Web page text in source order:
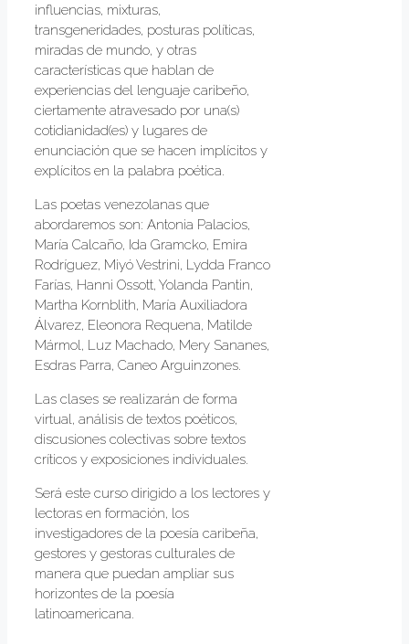
influencias, mixturas,
transgeneridades, posturas políticas,
miradas de mundo, y otras
características que hablan de
experiencias del lenguaje caribeño,
ciertamente atravesado por una(s)
cotidianidad(es) y lugares de
enunciación que se hacen implícitos y
explícitos en la palabra poética.
Las poetas venezolanas que
abordaremos son: Antonia Palacios,
María Calcaño, Ida Gramcko, Emira
Rodríguez, Miyó Vestrini, Lydda Franco
Farías, Hanni Ossott, Yolanda Pantin,
Martha Kornblith, María Auxiliadora
Álvarez, Eleonora Requena, Matilde
Mármol, Luz Machado, Mery Sananes,
Esdras Parra, Caneo Arguinzones.
Las clases se realizarán de forma
virtual, análisis de textos poéticos,
discusiones colectivas sobre textos
críticos y exposiciones individuales.
Será este curso dirigido a los lectores y
lectoras en formación, los
investigadores de la poesía caribeña,
gestores y gestoras culturales de
manera que puedan ampliar sus
horizontes de la poesía
latinoamericana.